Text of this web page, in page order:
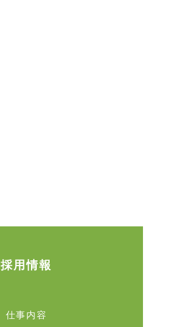
採用情報
仕事内容